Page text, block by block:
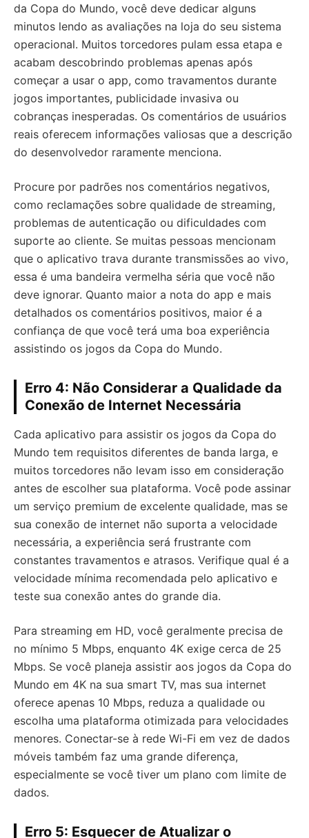
da Copa do Mundo, você deve dedicar alguns
minutos lendo as avaliações na loja do seu sistema
operacional. Muitos torcedores pulam essa etapa e
acabam descobrindo problemas apenas após
começar a usar o app, como travamentos durante
jogos importantes, publicidade invasiva ou
cobranças inesperadas. Os comentários de usuários
reais oferecem informações valiosas que a descrição
do desenvolvedor raramente menciona.
Procure por padrões nos comentários negativos,
como reclamações sobre qualidade de streaming,
problemas de autenticação ou dificuldades com
suporte ao cliente. Se muitas pessoas mencionam
que o aplicativo trava durante transmissões ao vivo,
essa é uma bandeira vermelha séria que você não
deve ignorar. Quanto maior a nota do app e mais
detalhados os comentários positivos, maior é a
confiança de que você terá uma boa experiência
assistindo os jogos da Copa do Mundo.
Erro 4: Não Considerar a Qualidade da
Conexão de Internet Necessária
Cada aplicativo para assistir os jogos da Copa do
Mundo tem requisitos diferentes de banda larga, e
muitos torcedores não levam isso em consideração
antes de escolher sua plataforma. Você pode assinar
um serviço premium de excelente qualidade, mas se
sua conexão de internet não suporta a velocidade
necessária, a experiência será frustrante com
constantes travamentos e atrasos. Verifique qual é a
velocidade mínima recomendada pelo aplicativo e
teste sua conexão antes do grande dia.
Para streaming em HD, você geralmente precisa de
no mínimo 5 Mbps, enquanto 4K exige cerca de 25
Mbps. Se você planeja assistir aos jogos da Copa do
Mundo em 4K na sua smart TV, mas sua internet
oferece apenas 10 Mbps, reduza a qualidade ou
escolha uma plataforma otimizada para velocidades
menores. Conectar-se à rede Wi-Fi em vez de dados
móveis também faz uma grande diferença,
especialmente se você tiver um plano com limite de
dados.
Erro 5: Esquecer de Atualizar o